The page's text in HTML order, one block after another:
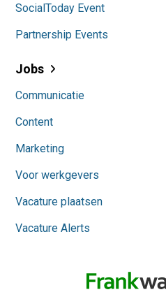
SocialToday Event
Partnership Events
Jobs
Communicatie
Content
Marketing
Voor werkgevers
Vacature plaatsen
Vacature Alerts